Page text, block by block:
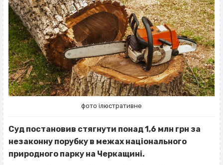
фото ілюстративне
Суд постановив стягнути понад 1,6 млн грн за
незаконну порубку в межах національного
природного парку на Черкащині.